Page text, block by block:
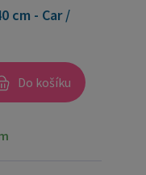
cm - Car /
Do košíku